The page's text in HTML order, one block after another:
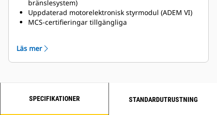
bränslesystem)
Uppdaterad motorelektronisk styrmodul (ADEM VI)
MCS-certifieringar tillgängliga
Optimerat sekventiellt luftsystem maximerar
prestanda och vridmoment
Läs mer
SPECIFIKATIONER STANDARDUTRUSTNING